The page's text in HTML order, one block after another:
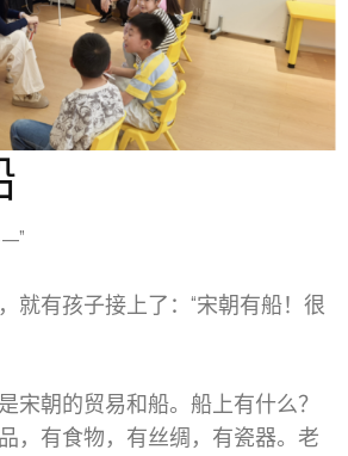
就有孩子接上了：“宋朝有船！很
宋朝的贸易和船。船上有什么？
，有食物，有丝绸，有瓷器。老